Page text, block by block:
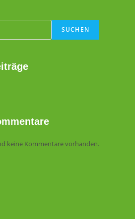
SUCHEN
keine Kommentare vorhanden.